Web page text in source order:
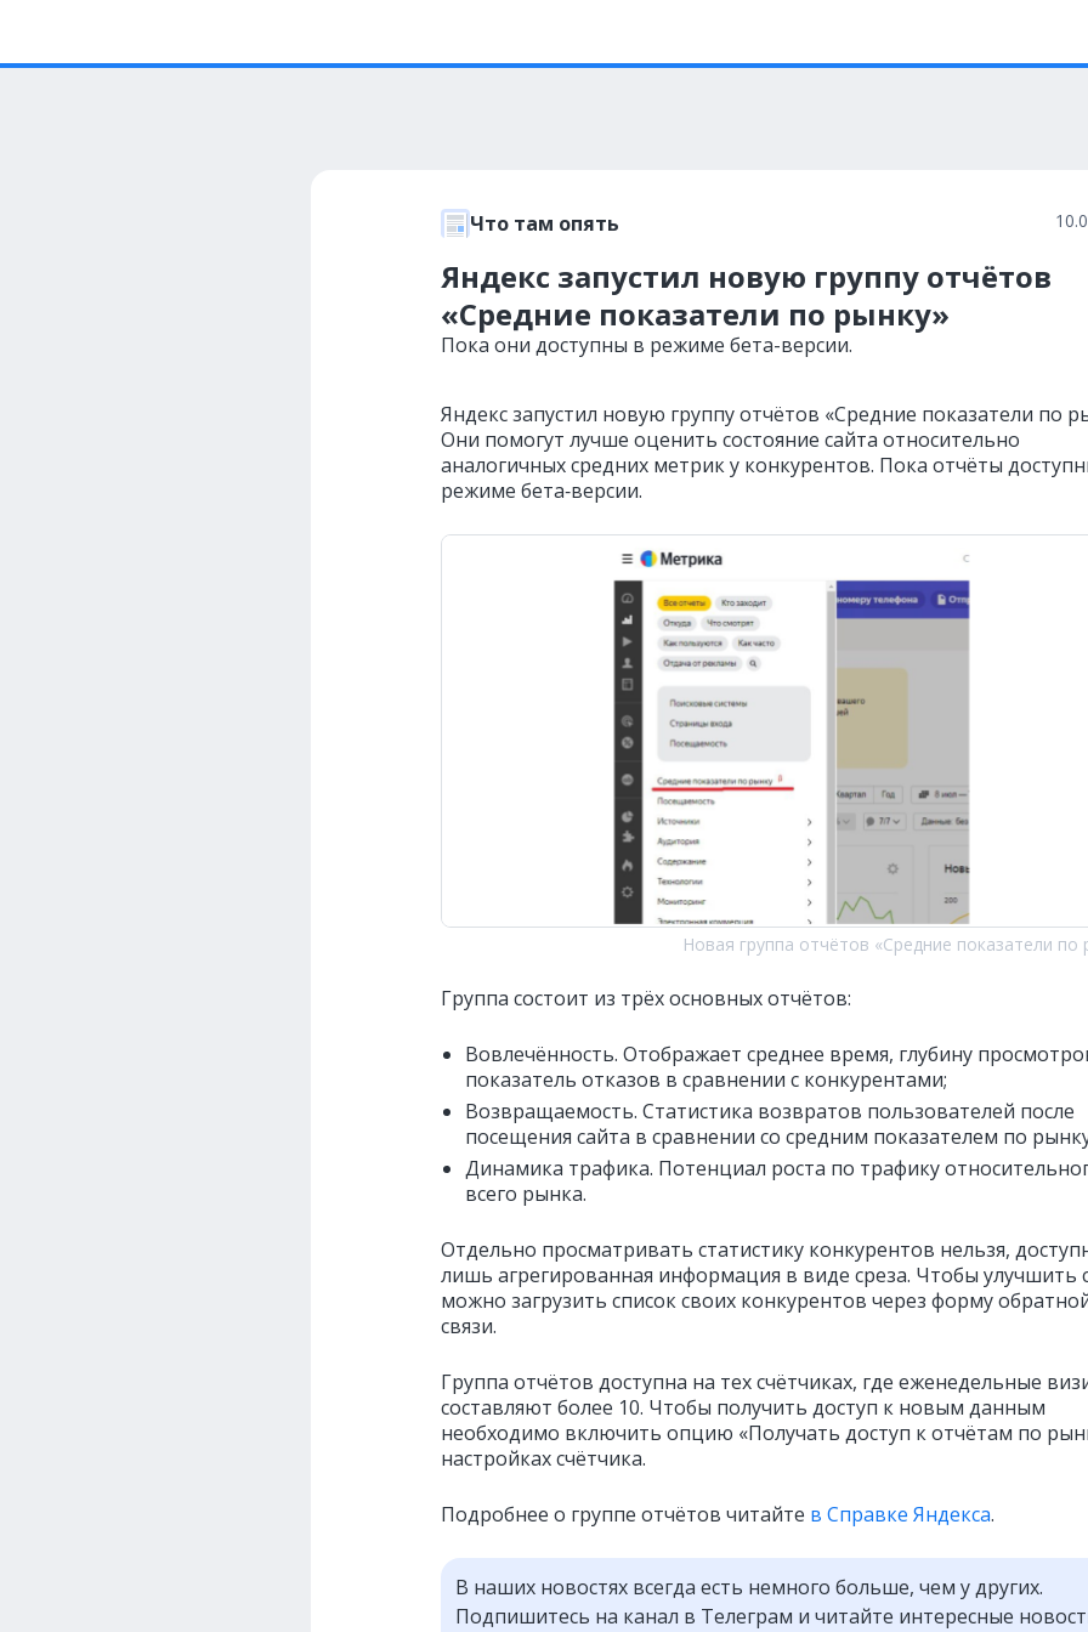
Что там опять
Яндекс запустил новую группу отчётов
«Средние показатели по рынку»
Пока они доступны в режиме бета-версии.
Яндекс запустил новую группу отчётов «Средние показатели по
Они помогут лучше оценить состояние сайта относительно
аналогичных средних метрик у конкурентов. Пока отчёты
режиме бета‑версии.
Новая группа отчётов «Средние показатели по
Группа состоит из трёх основных отчётов:
Вовлечённость. Отображает среднее время, глубину
показатель отказов в сравнении с конкурентами;
Возвращаемость. Статистика возвратов пользователей после
посещения сайта в сравнении со средним показателем по
Динамика трафика. Потенциал роста по трафику
всего рынка.
Отдельно просматривать статистику конкурентов нельзя,
лишь агрегированная информация в виде среза. Чтобы улучшить
можно загрузить список своих конкурентов через форму
связи.
Группа отчётов доступна на тех счётчиках, где еженедельные
составляют более 10. Чтобы получить доступ к новым данным
необходимо включить опцию «Получать доступ к отчётам по
настройках счётчика.
Подробнее о группе отчётов читайте в Справке Яндекса.
В наших новостях всегда есть немного больше, чем у других.
Подпишитесь на канал в Телеграм и читайте интересные